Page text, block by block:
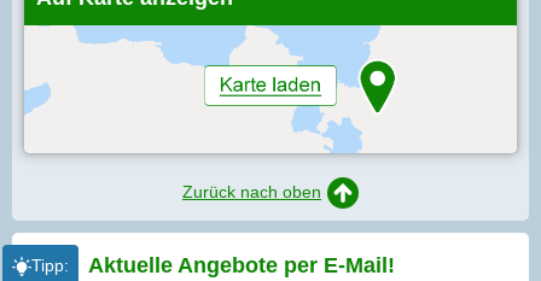
Zurück nach oben
Tipp: Aktuelle Angebote per E-Mail!